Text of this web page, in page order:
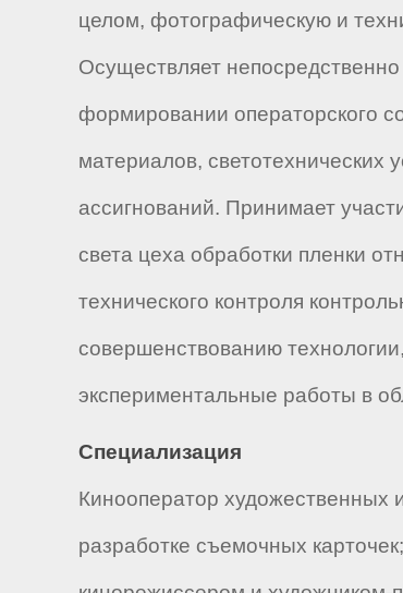
целом, фотографическую и
Осуществляет
формировании операторского
материалов,
ассигнований. Принимает
света цеха обработки пленки
технического контроля
совершенствованию
экспериментальные работы в
Специализация
Кинооператор художественных
разработке съемочных